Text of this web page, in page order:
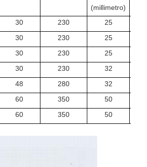
(millimetro)
30 230 25
30 230 25
30 230 25
30 230 32
48 280 32
60 350 50
60 350 50